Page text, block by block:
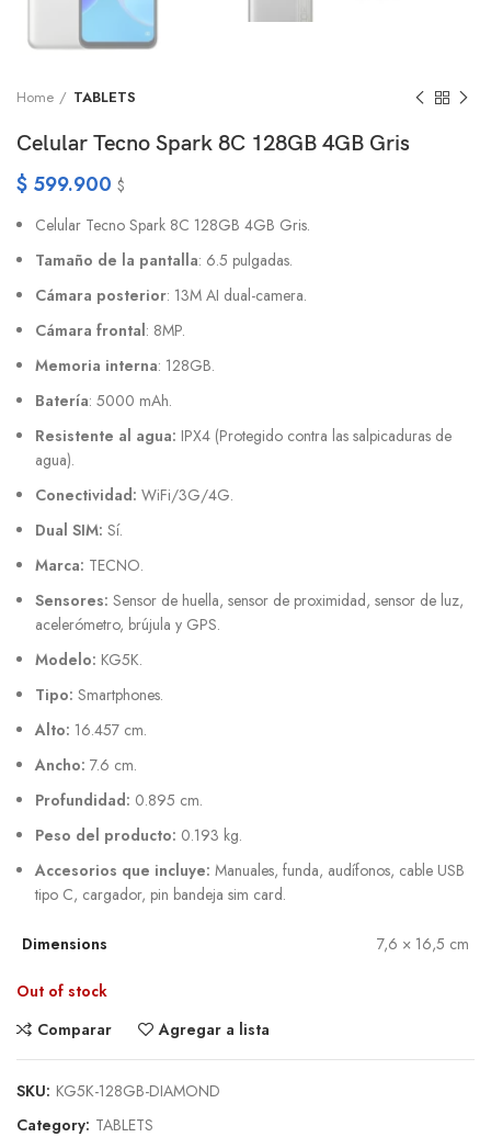
Home TABLETS
Celular Tecno Spark 8C 128GB 4GB Gris
$ 599.900 $
Celular Tecno Spark 8C 128GB 4GB Gris.
Tamaño de la pantalla: 6.5 pulgadas.
Cámara posterior: 13M AI dual-camera.
Cámara frontal: 8MP.
Memoria interna: 128GB.
Batería: 5000 mAh.
Resistente al agua: IPX4 (Protegido contra las salpicaduras de
agua).
Conectividad: WiFi/3G/4G.
Dual SIM: Sí.
Marca: TECNO.
Sensores: Sensor de huella, sensor de proximidad, sensor de luz,
acelerómetro, brújula y GPS.
Modelo: KG5K.
Tipo: Smartphones.
Alto: 16.457 cm.
Ancho: 7.6 cm.
Profundidad: 0.895 cm.
Peso del producto: 0.193 kg.
Accesorios que incluye: Manuales, funda, audífonos, cable USB
tipo C, cargador, pin bandeja sim card.
Dimensions 7,6 × 16,5 cm
Out of stock
Comparar
Agregar a lista
SKU: KG5K-128GB-DIAMOND
Category: TABLETS